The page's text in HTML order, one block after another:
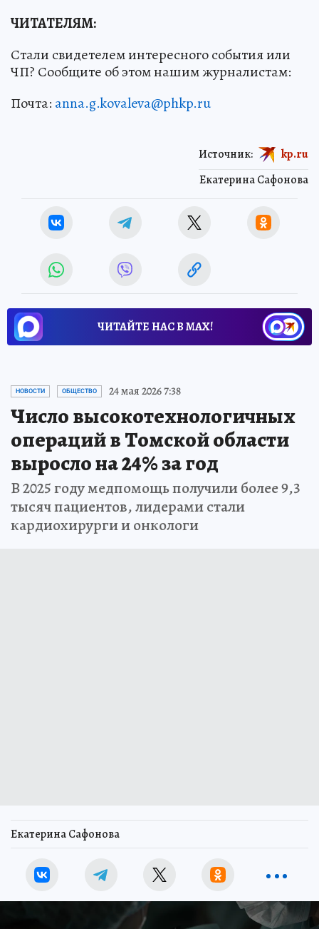
ЧИТАТЕЛЯМ:
Стали свидетелем интересного события или
ЧП? Сообщите об этом нашим журналистам:
Почта: anna.g.kovaleva@phkp.ru
Екатерина Сафонова
Источник: kp.ru
ЧИТАЙТЕ НАС В МАХ!
НОВОСТИ ОБЩЕСТВО 24 мая 2026 7:38
Число высокотехнологичных
операций в Томской области
выросло на 24% за год
В 2025 году медпомощь получили более 9,3
тысяч пациентов, лидерами стали
кардиохирурги и онкологи
Екатерина Сафонова